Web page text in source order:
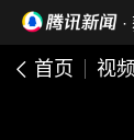
首页 视频